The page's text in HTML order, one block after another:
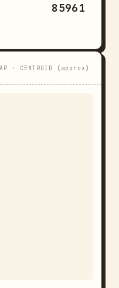
85961
· CENTROID (approx)